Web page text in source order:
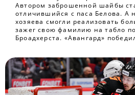
Автором заброшенной шайбы
отличившийся с паса Белова. А
хозяева смогли реализовать
зажег свою фамилию на табло
Броадхерста. «Авангард»